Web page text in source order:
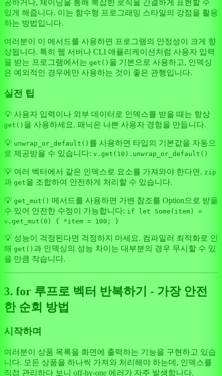
공하거나, 체이닝을 통해 복잡한 로직을 간결하게 표현할 수
있게 해줍니다. 이는 함수형 프로그래밍 스타일의 강점을 활용
하는 방법입니다.
여러분이 이 메서드를 사용하면 프로그램의 안정성이 크게 향
상됩니다. 특히 웹 서버나 CLI 애플리케이션처럼 사용자 입력
을 받는 프로그램에서는 get() 을 기본으로 사용하고, 인덱싱
은 예외적인 경우에만 사용하는 것이 좋은 관행입니다.
실전 팁
💡 사용자 입력이나 외부 데이터로 인덱스를 받을 때는 항상
get() 을 사용하세요. 패닉은 나쁜 사용자 경험을 만듭니다.
💡 unwrap_or_default() 를 사용하면 타입의 기본값을 자동으
로 제공받을 수 있습니다: v.get(10).unwrap_or_default()
💡 여러 벡터에서 같은 인덱스로 요소를 가져와야 한다면, zip
과 get을 조합하여 안전하게 처리할 수 있습니다.
💡 get_mut() 메서드를 사용하면 가변 참조를 Option으로 받을
수 있어 안전한 수정이 가능합니다: if let Some(item) =
v.get_mut(0) { *item = 100; }
💡 성능이 걱정된다면 걱정하지 마세요. 컴파일러 최적화로 인
해 get() 과 인덱싱의 성능 차이는 대부분의 경우 무시할 수 있
을 만큼 작습니다.
3. for 루프로 벡터 반복하기 - 가장 안전
한 순회 방법
시작하며
여러분이 상품 목록을 화면에 출력하는 기능을 구현하고 있습
니다. 모든 상품을 하나씩 가져와 처리해야 하는데, 인덱스를
직접 관리하다 보니 off-by-one 에러가 자주 발생합니다.